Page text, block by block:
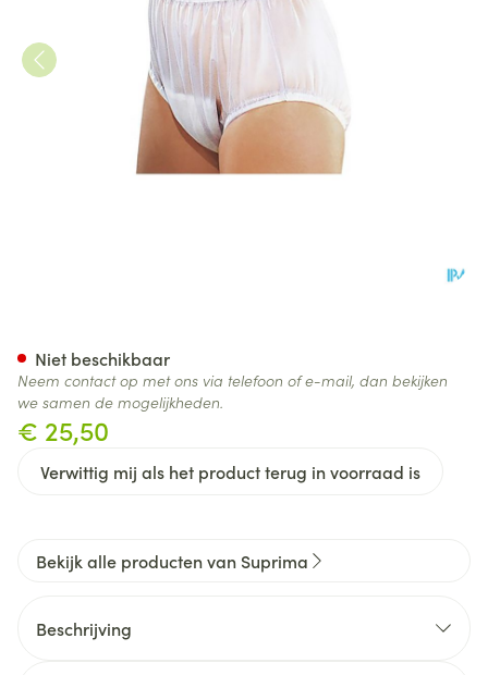
€ 25,50
Verwittig mij als het product terug in voorraad is
Niet beschikbaar
Neem contact op met ons via telefoon of e-mail, dan bekijken
we samen de mogelijkheden.
Bekijk alle producten van Suprima
Beschrijving